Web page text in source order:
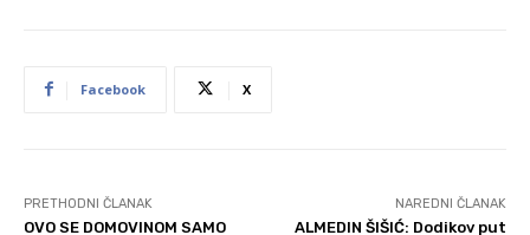
Facebook X
PRETHODNI ČLANAK
OVO SE DOMOVINOM SAMO
NAREDNI ČLANAK
ALMEDIN ŠIŠIĆ: Dodikov put